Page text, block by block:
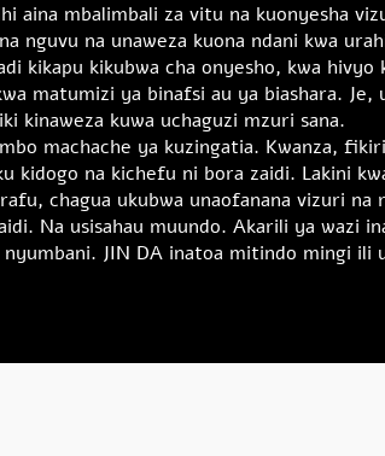
aina mbalimbali za vitu na kuonyesha
nguvu na unaweza kuona ndani kwa
kikapu kikubwa cha onyesho, kwa
matumizi ya binafsi au ya biashara. Je,
kinaweza kuwa uchaguzi mzuri sana.
machache ya kuzingatia. Kwanza,
kidogo na kichefu ni bora zaidi. Lakini
chagua ukubwa unaofanana vizuri
Na usisahau muundo. Akarili ya wazi
JIN DA inatoa mitindo mingi ili